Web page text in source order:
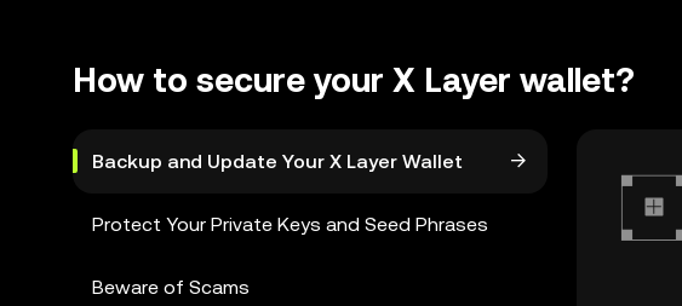
How to secure your X Layer wallet?
Backup and Update Your X Layer Wallet
Protect Your Private Keys and Seed Phrases
Beware of Scams